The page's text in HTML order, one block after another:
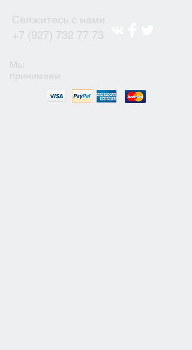
Свяжитесь с нами
+7 (927) 732 77 73
Мы
принимаем